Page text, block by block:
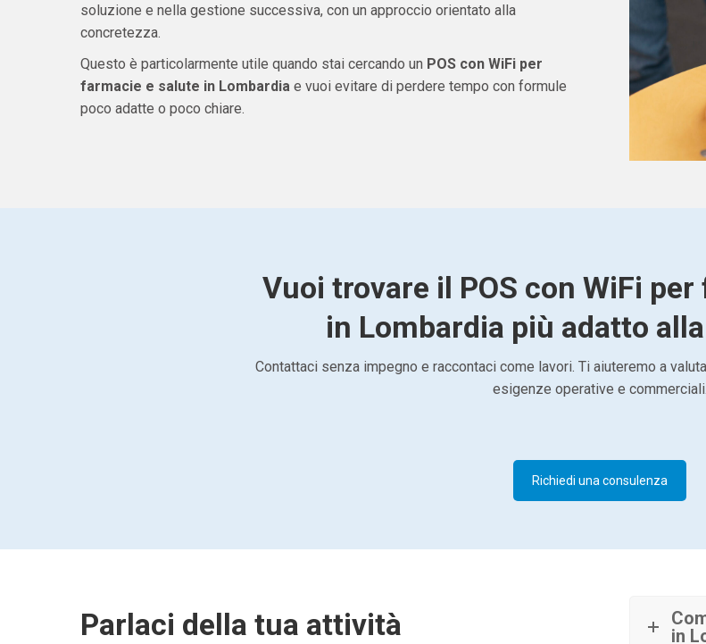
soluzione e nella gestione successiva, con un approccio orientato alla
concretezza.
Questo è particolarmente utile quando stai cercando un POS con WiFi per
farmacie e salute in Lombardiae vuoi evitare di perdere tempo con formule
poco adatte o poco chiare.
Vuoi trovare il POS con WiFi
in Lombardia più adatto
Contattaci senza impegno e raccontaci come lavori. Ti aiuteremo a
esigenze operative e commerciali.
Richiedi una consulenza
Parlaci della tua attività
in